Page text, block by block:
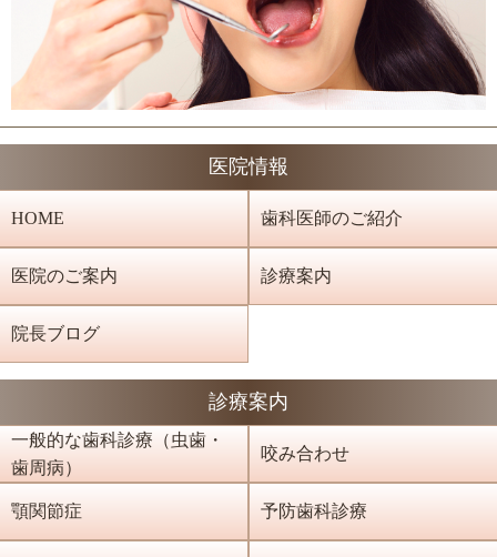
医院情報
HOME 歯科医師のご紹介
医院のご案内 診療案内
院長ブログ
診療案内
一般的な歯科診療（虫歯・
歯周病）
咬み合わせ
顎関節症 予防歯科診療